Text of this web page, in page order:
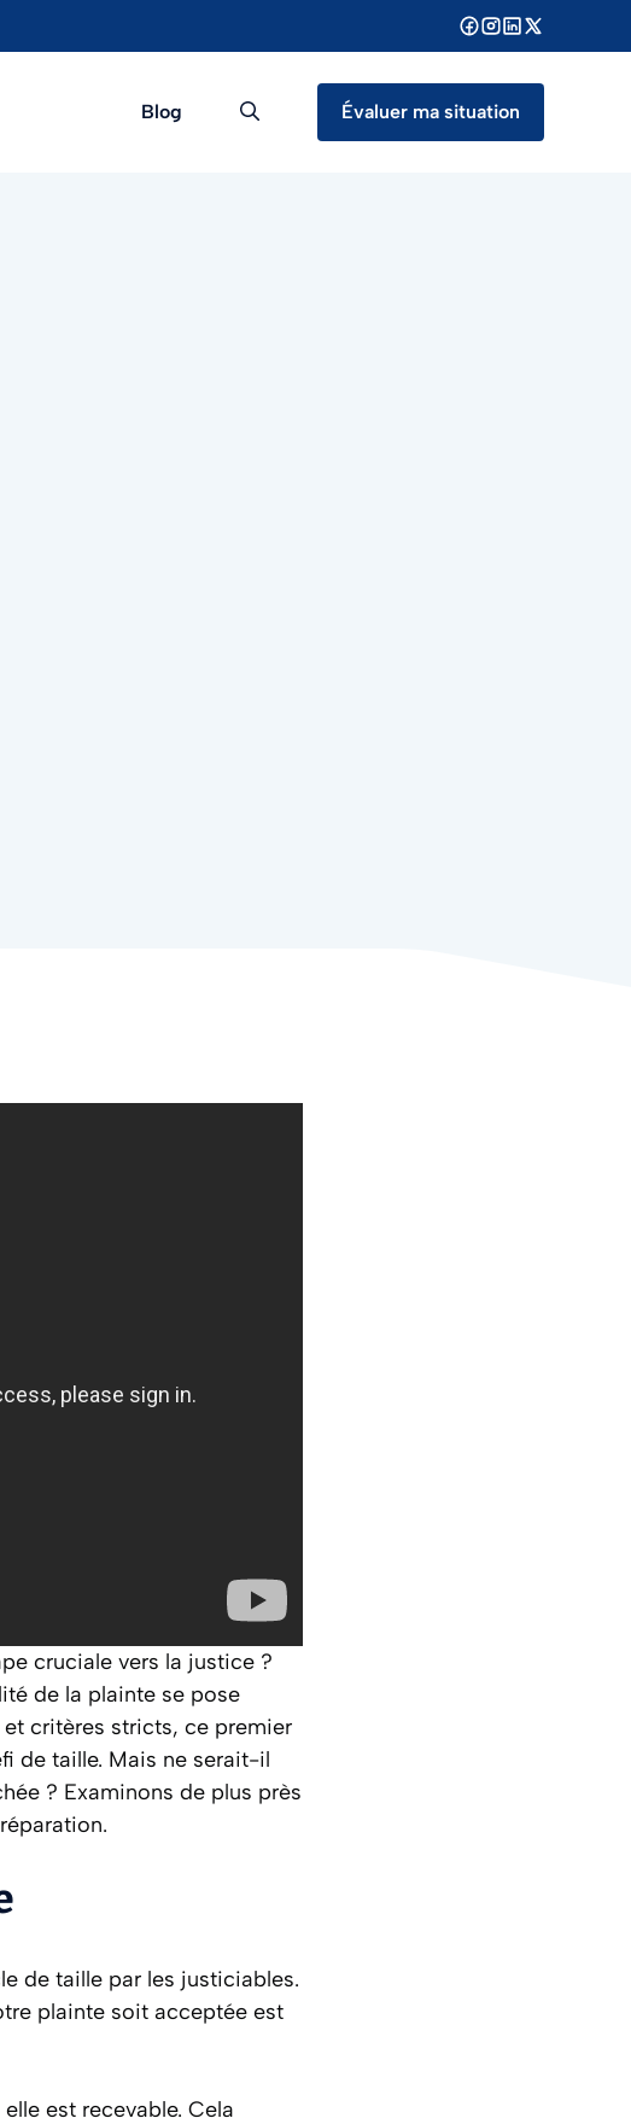
Blog Évaluer ma situation
cruciale vers la justice ?
de la plainte se pose
critères stricts, ce premier
de taille. Mais ne serait-il
? Examinons de plus près
de taille par les justiciables.
plainte soit acceptée est
est recevable. Cela